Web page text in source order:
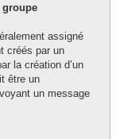
groupe
assigné
créés par un
la création d’un
être un
un message